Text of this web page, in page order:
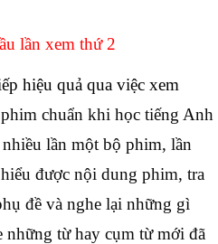
lần xem thứ 2
hiệu quả qua việc xem
chuẩn khi học tiếng Anh
lần một bộ phim, lần
được nội dung phim, tra
đề và nghe lại những gì
những từ hay cụm từ mới đã